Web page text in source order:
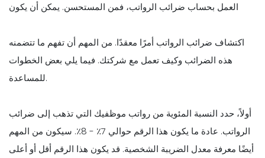
العمل بحساب ضرائب الرواتب، فمن المستحسن. يمكن أن يكون
اكتشاف ضرائب الرواتب أمرًا معقدًا. من المهم أن تفهم ما تتضمنه
هذه الضرائب وكيف تعمل مع شركتك. فيما يلي بعض الخطوات
للمساعدة.
أولاً، حدد النسبة المئوية من رواتب موظفيك التي تذهب إلى ضرائب
الرواتب. عادة ما يكون هذا الرقم حوالي 7٪ - 8٪. سيكون من المهم
أيضًا معرفة معدل الضريبة الشخصية. قد يكون هذا الرقم أقل أو أعلى